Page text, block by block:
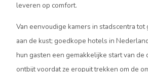
leveren op comfort.
Van eenvoudige kamers in stadscentra
aan de kust; goedkope hotels in
hun gasten een gemakkelijke start van de
ontbijt voordat ze eropuit trekken om de